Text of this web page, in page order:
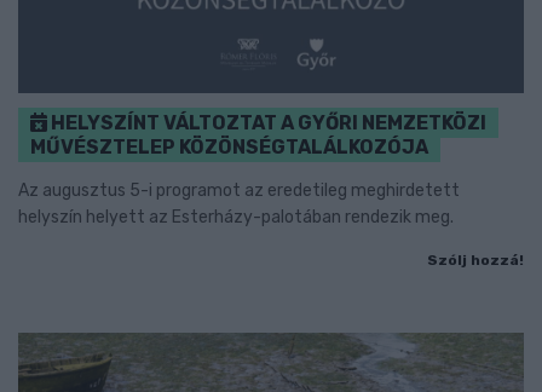
HELYSZÍNT VÁLTOZTAT A GYŐRI NEMZETKÖZI
MŰVÉSZTELEP KÖZÖNSÉGTALÁLKOZÓJA
Az augusztus 5-i programot az eredetileg meghirdetett
helyszín helyett az Esterházy-palotában rendezik meg.
Szólj hozzá!